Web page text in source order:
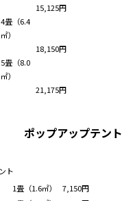
15,125円
4畳（6.4
㎡）
18,150円
5畳（8.0
㎡）
21,175円
ポップアップテント
1畳（1.6㎡）
7,150円